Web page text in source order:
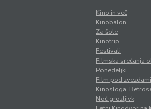
Kino in več
Kinobalon
Za šole
Kinotrip
Festivali
Filmska srečanja
Ponedeljki
Film pod zvezdami
Kinosloga.
Noč grozljivk